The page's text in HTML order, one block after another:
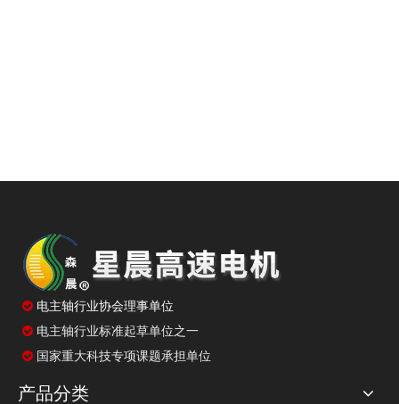
 电主轴行业协会理事单位
 电主轴行业标准起草单位之一
 国家重大科技专项课题承担单位
产品分类